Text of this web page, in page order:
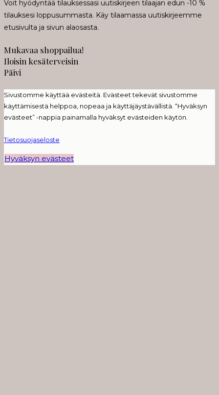
Voit hyödyntää tilauksessasi uutiskirjeen tilaajan edun -10 %
tilauksesi loppusummasta. Käy tilaamassa uutiskirjeemme
etusivulta ja sivun alaosasta.
Mukavaa shoppailua!
Iloisin kesäterveisin
Päivi
Sivustomme käyttää evästeitä. Evästeet tekevät sivustomme
käyttämisestä helppoa, nopeaa ja käyttäjäystävällistä. “Hyväksyn
evästeet” -nappia painamalla hyväksyt evästeiden käytön.
Tietosuojaseloste
Hyväksyn evästeet